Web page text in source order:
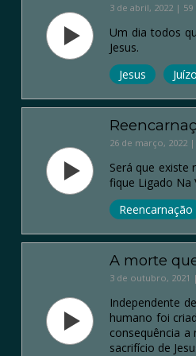
3 de abril, 2022 | 59
Um dia todos
Jesus.
Jesus
26 de março, 2022
Será que existe
fique Ligado Na
Reencarnação
A morte
3 de outubro, 2021
Independente
humano foi
consequência
sacrifício de